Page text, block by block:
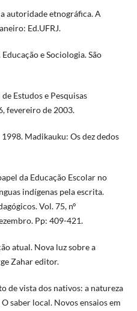
autoridade etnográfica. A
Ed.UFRJ.
e Sociologia. São
Estudos e Pesquisas
fevereiro de 2003.
Madikauku: Os dez dedos
da Educação Escolar no
indígenas pela escrita.
Vol. 75, nº
Pp: 409-421.
atual. Nova luz sobre a
Zahar editor.
de vista dos nativos: a natureza
saber local. Novos ensaios em